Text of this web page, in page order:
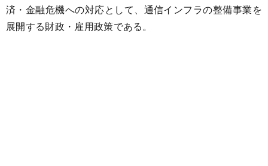
済・金融危機への対応として、通信インフラの整備事業を
展開する財政・雇用政策である。